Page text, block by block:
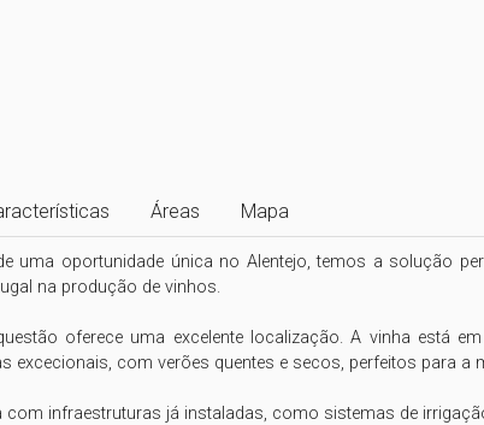
Áreas Mapa
uma oportunidade única no Alentejo, temos a solução
na produção de vinhos.
oferece uma excelente localização. A vinha está
excecionais, com verões quentes e secos, perfeitos para a
com infraestruturas já instaladas, como sistemas de